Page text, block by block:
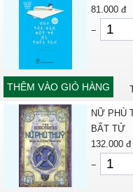
81.000 đ
−
THÊM VÀO GIỎ HÀNG
NỮ PHÙ
BẤT TỬ
132.000 đ
−